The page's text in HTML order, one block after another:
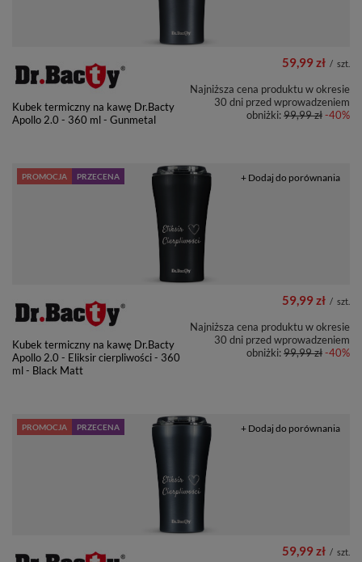
Kubek termiczny na kawę Dr.Bacty
Apollo 2.0 - 360 ml - Gunmetal
59,99 zł / szt.
Najniższa cena produktu w okresie
30 dni przed wprowadzeniem
obniżki:99,99 zł-40%
PROMOCJA PRZECENA
Kubek termiczny na kawę Dr.Bacty
Apollo 2.0 - Eliksir cierpliwości - 360
ml - Black Matt
59,99 zł / szt.
Najniższa cena produktu w okresie
30 dni przed wprowadzeniem
obniżki:99,99 zł-40%
+ Dodaj do porównania
PROMOCJA PRZECENA
59,99 zł / szt.
+ Dodaj do porównania